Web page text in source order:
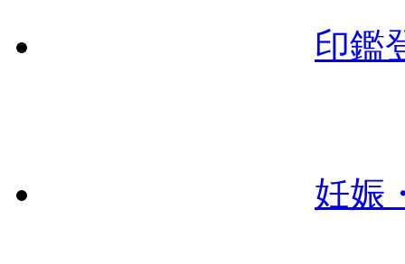
印鑑
妊娠